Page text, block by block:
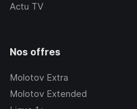
Actu TV
Nos offres
Molotov Extra
Molotov Extended